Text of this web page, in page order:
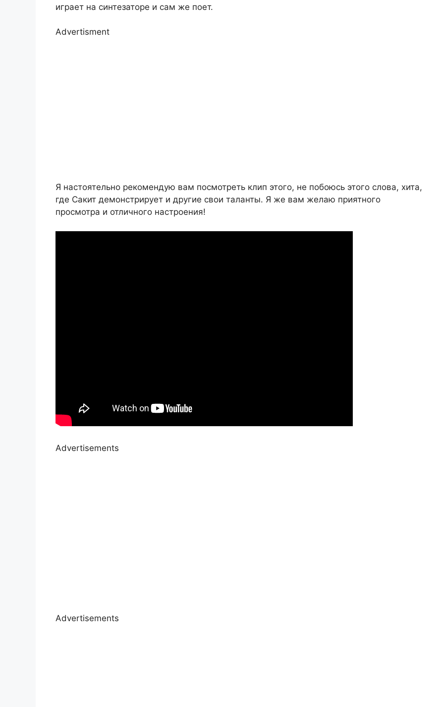
играет на синтезаторе и сам же поет.
Advertisment
Я настоятельно рекомендую вам посмотреть клип этого, не побоюсь этого слова, хита,
где Сакит демонстрирует и другие свои таланты. Я же вам желаю приятного
просмотра и отличного настроения!
Advertisements
Advertisements